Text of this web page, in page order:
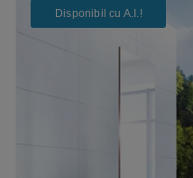
Disponibil cu A.I.​!